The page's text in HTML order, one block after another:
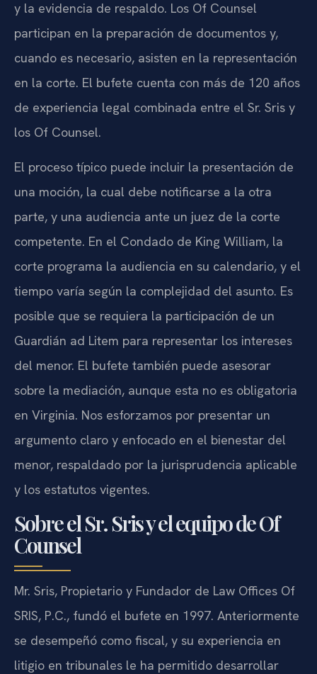
y la evidencia de respaldo. Los Of Counsel
participan en la preparación de documentos y,
cuando es necesario, asisten en la representación
en la corte. El bufete cuenta con más de 120 años
de experiencia legal combinada entre el Sr. Sris y
los Of Counsel.
El proceso típico puede incluir la presentación de
una moción, la cual debe notificarse a la otra
parte, y una audiencia ante un juez de la corte
competente. En el Condado de King William, la
corte programa la audiencia en su calendario, y el
tiempo varía según la complejidad del asunto. Es
posible que se requiera la participación de un
Guardián ad Litem para representar los intereses
del menor. El bufete también puede asesorar
sobre la mediación, aunque esta no es obligatoria
en Virginia. Nos esforzamos por presentar un
argumento claro y enfocado en el bienestar del
menor, respaldado por la jurisprudencia aplicable
y los estatutos vigentes.
Sobre el Sr. Sris y el equipo de Of
Counsel
Mr. Sris, Propietario y Fundador de Law Offices Of
SRIS, P.C., fundó el bufete en 1997. Anteriormente
se desempeñó como fiscal, y su experiencia en
litigio en tribunales le ha permitido desarrollar